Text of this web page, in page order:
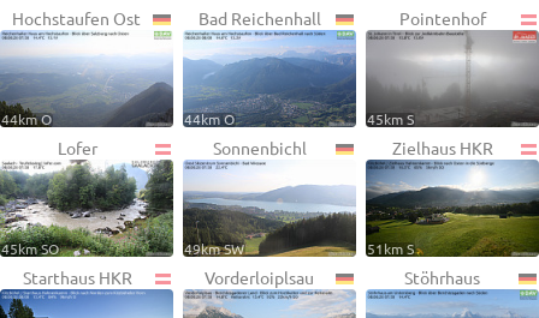
Hochstaufen Ost
44km O
Bad Reichenhall
44km O
Pointenhof
45km S
Lofer
45km SO
Sonnenbichl
49km SW
Zielhaus HKR
51km S
Starthaus HKR Vorderloiplsau Stöhrhaus